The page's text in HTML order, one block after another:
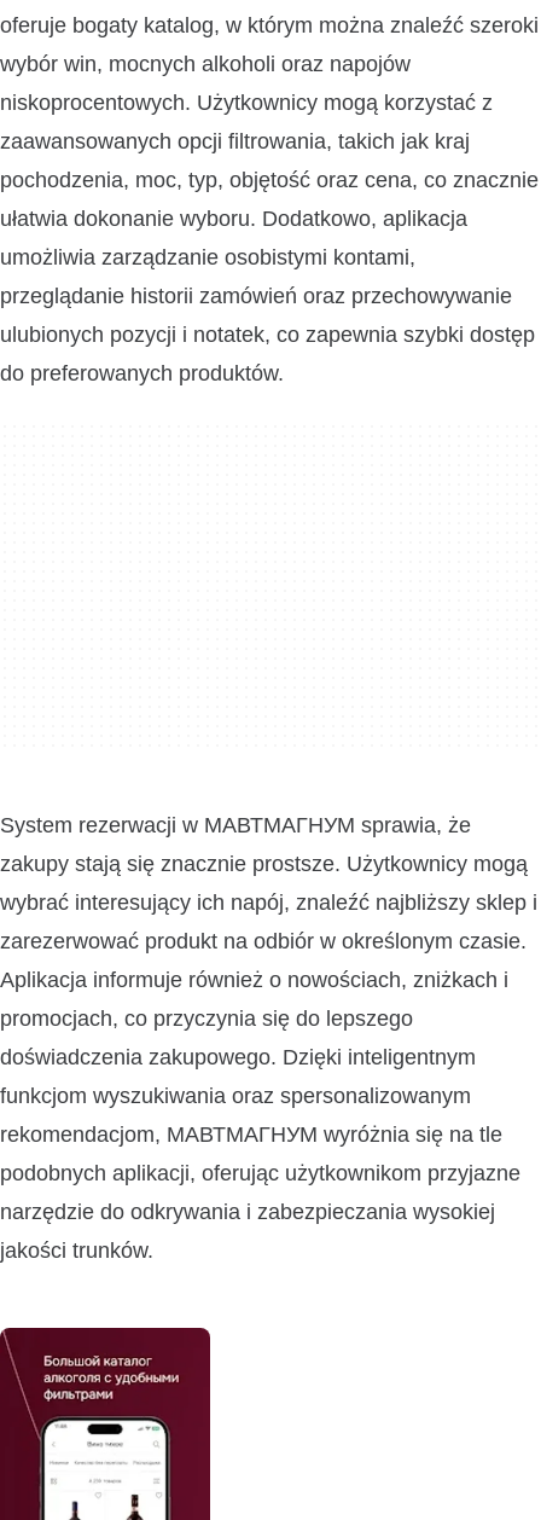
oferuje bogaty katalog, w którym można znaleźć szeroki
wybór win, mocnych alkoholi oraz napojów
niskoprocentowych. Użytkownicy mogą korzystać z
zaawansowanych opcji filtrowania, takich jak kraj
pochodzenia, moc, typ, objętość oraz cena, co znacznie
ułatwia dokonanie wyboru. Dodatkowo, aplikacja
umożliwia zarządzanie osobistymi kontami,
przeglądanie historii zamówień oraz przechowywanie
ulubionych pozycji i notatek, co zapewnia szybki dostęp
do preferowanych produktów.
System rezerwacji w МАВТМАГНУМ sprawia, że
zakupy stają się znacznie prostsze. Użytkownicy mogą
wybrać interesujący ich napój, znaleźć najbliższy sklep i
zarezerwować produkt na odbiór w określonym czasie.
Aplikacja informuje również o nowościach, zniżkach i
promocjach, co przyczynia się do lepszego
doświadczenia zakupowego. Dzięki inteligentnym
funkcjom wyszukiwania oraz spersonalizowanym
rekomendacjom, МАВТМАГНУМ wyróżnia się na tle
podobnych aplikacji, oferując użytkownikom przyjazne
narzędzie do odkrywania i zabezpieczania wysokiej
jakości trunków.